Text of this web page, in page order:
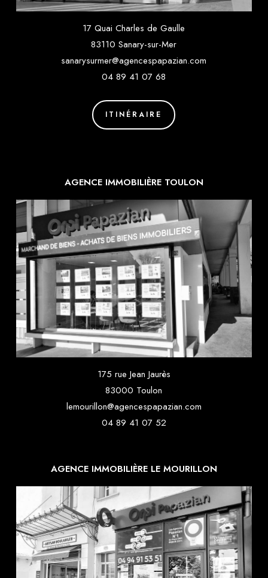
17 Quai Charles de Gaulle
83110 Sanary-sur-Mer
sanarysurmer@agencespapazian.com
04 89 41 07 68
ITINÉRAIRE
AGENCE IMMOBILIÈRE TOULON
175 rue Jean Jaurès
83000 Toulon
lemourillon@agencespapazian.com
04 89 41 07 52
AGENCE IMMOBILIÈRE LE MOURILLON